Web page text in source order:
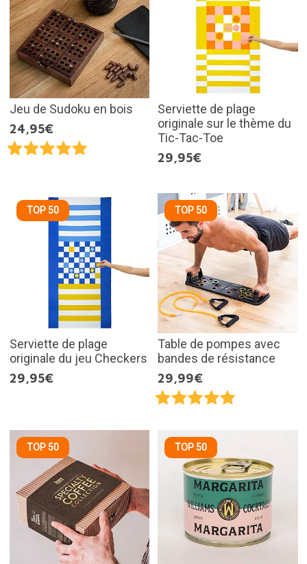
Jeu de Sudoku en bois
24,95€
Serviette de plage
originale sur le thème du
Tic-Tac-Toe
29,95€
TOP 50
Serviette de plage
originale du jeu Checkers
29,95€
TOP 50
Table de pompes avec
bandes de résistance
29,99€
TOP 50 TOP 50